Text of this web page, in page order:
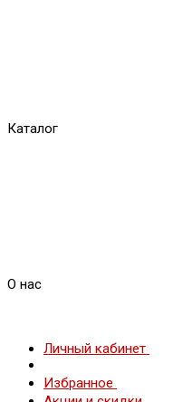
Каталог
О нас
Личный кабинет
Избранное